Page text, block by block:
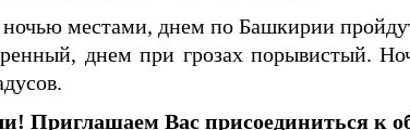
ночью местами, днем по Башкирии
днем при грозах порывистый.
Приглашаем Вас присоединиться к